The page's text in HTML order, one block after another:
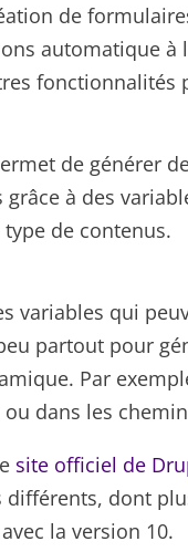
de
automatique à
fonctionnalités
de générer
grâce à des
de contenus.
variables qui
partout pour
Par
dans les
site officiel de
différents, dont
la version 10.